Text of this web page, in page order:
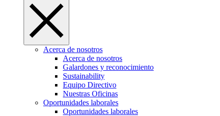
Acerca de nosotros
Acerca de nosotros
Galardones y reconocimiento
Sustainability
Equipo Directivo
Nuestras Oficinas
Oportunidades laborales
Oportunidades laborales